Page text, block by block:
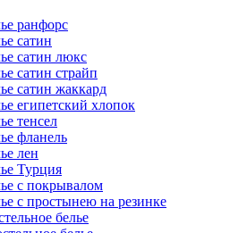
ранфорс
сатин
сатин люкс
сатин страйп
сатин жаккард
египетский хлопок
тенсел
фланель
лен
Турция
с покрывалом
с простынею на резинке
белье